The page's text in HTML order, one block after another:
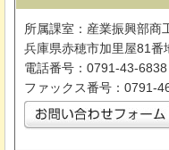
所属課室：産業振興部商
兵庫県赤穂市加里屋81番
電話番号：0791-43-6838
ファックス番号：0791-